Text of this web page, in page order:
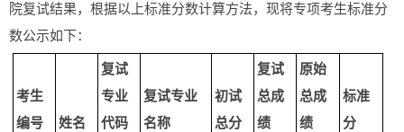
院复试结果，根据以上标准分数计算方法，现将专项考生标准分
数公示如下：
考生
编号
姓名
复试
专业
代码
复试专业
名称
初试
总分
复试
总成
绩
原始
总成
绩
标准
分